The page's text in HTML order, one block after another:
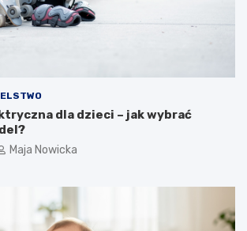
dla dzieci – jak wybrać
Maja Nowicka